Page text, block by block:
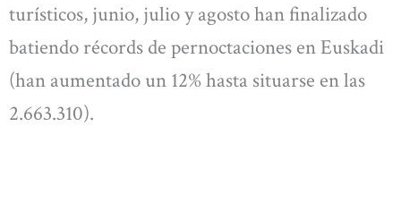
turísticos, junio, julio y agosto han finalizado
batiendo récords de pernoctaciones en Euskadi
(han aumentado un 12% hasta situarse en las
2.663.310).